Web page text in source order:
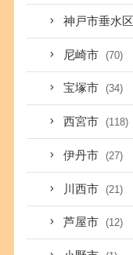
神戸市垂水区
尼崎市 (70)
宝塚市 (34)
西宮市 (118)
伊丹市 (27)
川西市 (21)
芦屋市 (12)